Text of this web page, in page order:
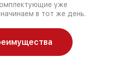
уже
в тот же день.